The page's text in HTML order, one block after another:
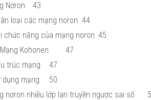
Nơron
43
loại các mạng noron 44
chức năng của mạng noron 45
Mạng Kohonen
47
trúc mạng
47
dụng mạng
50
nơron nhiều lớp lan truyền ngược sai số